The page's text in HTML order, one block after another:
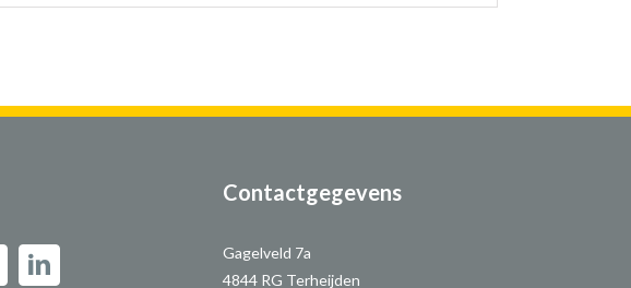
Contactgegevens
Gagelveld 7a
4844 RG Terheijden